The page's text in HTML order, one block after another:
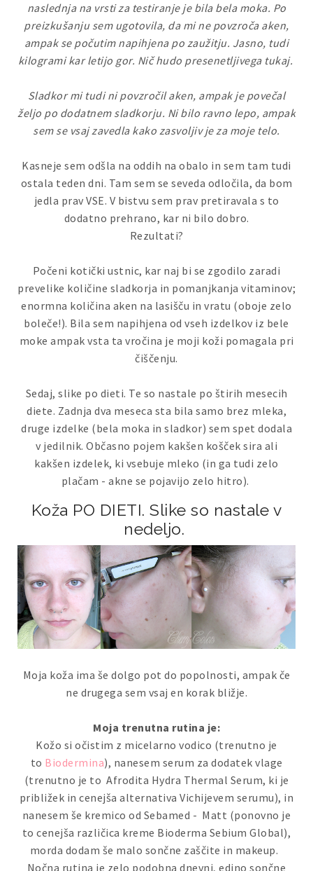
naslednja na vrsti za testiranje je bila bela moka. Po
preizkušanju sem ugotovila, da mi ne povzroča aken,
ampak se počutim napihjena po zaužitju. Jasno, tudi
kilogrami kar letijo gor. Nič hudo presenetljivega tukaj.
Sladkor mi tudi ni povzročil aken, ampak je povečal
željo po dodatnem sladkorju. Ni bilo ravno lepo, ampak
sem se vsaj zavedla kako zasvoljiv je za moje telo.
Kasneje sem odšla na oddih na obalo in sem tam tudi
ostala teden dni. Tam sem se seveda odločila, da bom
jedla prav VSE. V bistvu sem prav pretiravala s to
dodatno prehrano, kar ni bilo dobro.
Rezultati?
Počeni kotički ustnic, kar naj bi se zgodilo zaradi
prevelike količine sladkorja in pomanjkanja vitaminov;
enormna količina aken na lasišču in vratu (oboje zelo
boleče!). Bila sem napihjena od vseh izdelkov iz bele
moke ampak vsta ta vročina je moji koži pomagala pri
čiščenju.
Sedaj, slike po dieti. Te so nastale po štirih mesecih
diete. Zadnja dva meseca sta bila samo brez mleka,
druge izdelke (bela moka in sladkor) sem spet dodala
v jedilnik. Občasno pojem kakšen košček sira ali
kakšen izdelek, ki vsebuje mleko (in ga tudi zelo
plačam - akne se pojavijo zelo hitro).
Koža PO DIETI. Slike so nastale v
nedeljo.
Moja koža ima še dolgo pot do popolnosti, ampak če
ne drugega sem vsaj en korak bližje.
Moja trenutna rutina je:
Kožo si očistim z micelarno vodico (trenutno je
to Biodermina), nanesem serum za dodatek vlage
(trenutno je to Afrodita Hydra Thermal Serum, ki je
približek in cenejša alternativa Vichijevem serumu), in
nanesem še kremico od Sebamed - Matt (ponovno je
to cenejša različica kreme Bioderma Sebium Global),
morda dodam še malo sončne zaščite in makeup.
Nočna rutina je zelo podobna dnevni, edino sončne